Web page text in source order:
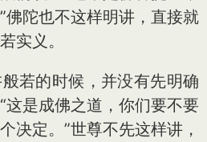
佛陀也不这样明讲，直接就
实义。
若的时候，并没有先明确
这是成佛之道，你们要不要
决定。”世尊不先这样讲，